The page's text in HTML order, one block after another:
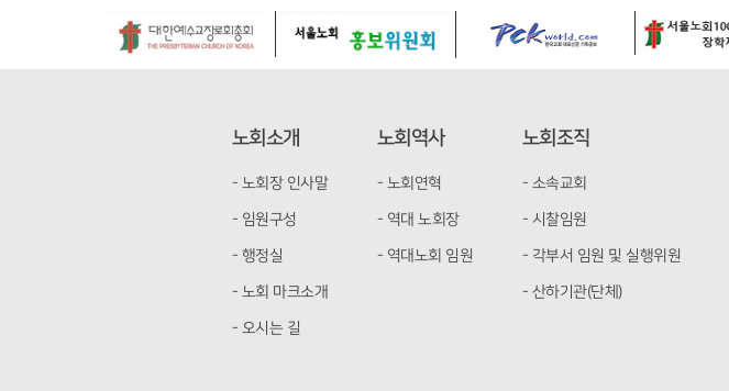
노회소개
- 노회장 인사말
- 임원구성
- 행정실
- 노회 마크소개
- 오시는 길
노회역사
- 노회연혁
- 역대 노회장
- 역대노회 임원
노회조직
- 소속교회
- 시찰임원
- 각부서 임원 및 실행위원
- 산하기관(단체)